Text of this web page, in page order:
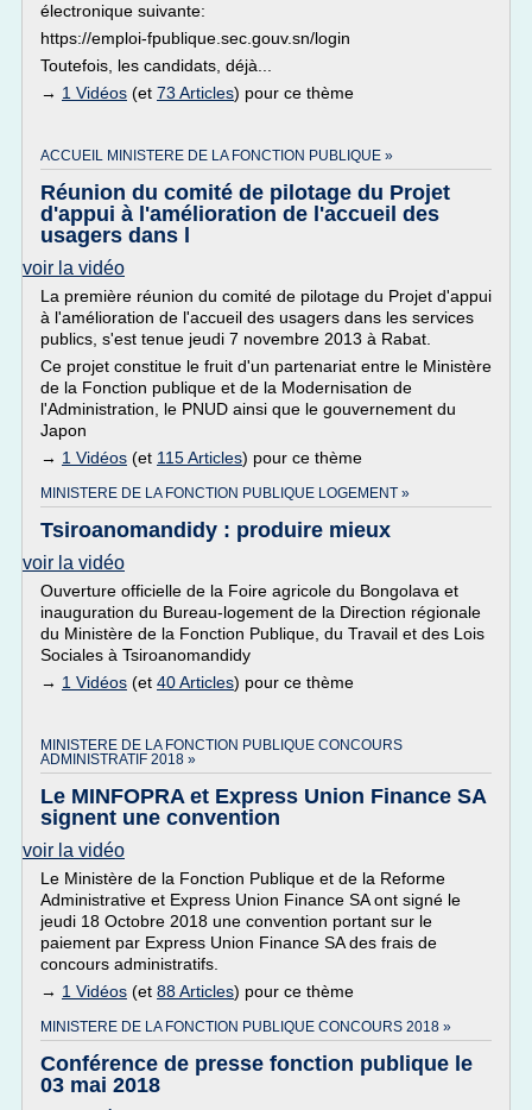
électronique suivante:
https://emploi-fpublique.sec.gouv.sn/login
Toutefois, les candidats, déjà...
→ 1 Vidéos (et 73 Articles) pour ce thème
ACCUEIL MINISTERE DE LA FONCTION PUBLIQUE »
Réunion du comité de pilotage du Projet
d'appui à l'amélioration de l'accueil des
usagers dans l
voir la vidéo
La première réunion du comité de pilotage du Projet d'appui
à l'amélioration de l'accueil des usagers dans les services
publics, s'est tenue jeudi 7 novembre 2013 à Rabat.
Ce projet constitue le fruit d'un partenariat entre le Ministère
de la Fonction publique et de la Modernisation de
l'Administration, le PNUD ainsi que le gouvernement du
Japon
→ 1 Vidéos (et 115 Articles) pour ce thème
MINISTERE DE LA FONCTION PUBLIQUE LOGEMENT »
Tsiroanomandidy : produire mieux
voir la vidéo
Ouverture officielle de la Foire agricole du Bongolava et
inauguration du Bureau-logement de la Direction régionale
du Ministère de la Fonction Publique, du Travail et des Lois
Sociales à Tsiroanomandidy
→ 1 Vidéos (et 40 Articles) pour ce thème
MINISTERE DE LA FONCTION PUBLIQUE CONCOURS
ADMINISTRATIF 2018 »
Le MINFOPRA et Express Union Finance SA
signent une convention
voir la vidéo
Le Ministère de la Fonction Publique et de la Reforme
Administrative et Express Union Finance SA ont signé le
jeudi 18 Octobre 2018 une convention portant sur le
paiement par Express Union Finance SA des frais de
concours administratifs.
→ 1 Vidéos (et 88 Articles) pour ce thème
MINISTERE DE LA FONCTION PUBLIQUE CONCOURS 2018 »
Conférence de presse fonction publique le
03 mai 2018